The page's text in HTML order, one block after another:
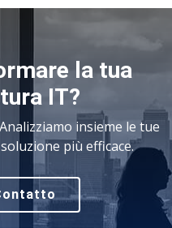
la tua
IT?
insieme le tue
più efficace.